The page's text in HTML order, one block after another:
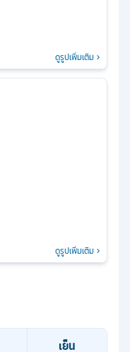
ดูรูปเพิ่มเติม
ดูรูปเพิ่มเติม
เย็น